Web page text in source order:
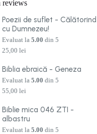
reviews
Poezii de suflet - Călătorind
cu Dumnezeu!
Evaluat la5.00 din 5
25,00lei
Biblia ebraică - Geneza
Evaluat la5.00 din 5
55,00lei
Biblie mica 046 ZTI -
albastru
Evaluat la5.00 din 5